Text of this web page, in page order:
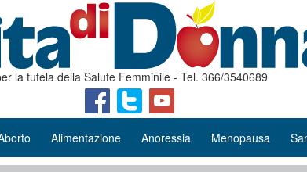
la tutela della Salute Femminile - Tel. 366/3540689
Alimentazione Anoressia Menopausa